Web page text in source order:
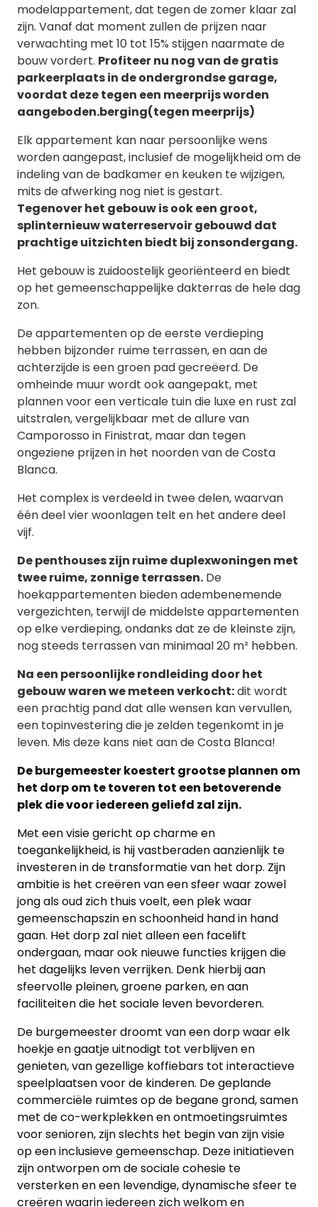
modelappartement, dat tegen de zomer klaar zal
zijn. Vanaf dat moment zullen de prijzen naar
verwachting met 10 tot 15% stijgen naarmate de
bouw vordert. Profiteer nu nog van de gratis
parkeerplaats in de ondergrondse garage,
voordat deze tegen een meerprijs worden
aangeboden.berging(tegen meerprijs)
Elk appartement kan naar persoonlijke wens
worden aangepast, inclusief de mogelijkheid om de
indeling van de badkamer en keuken te wijzigen,
mits de afwerking nog niet is gestart.
Tegenoverhet gebouw is ook een groot,
splinternieuw waterreservoir gebouwd dat
prachtige uitzichten biedt bij zonsondergang.
Het gebouw is zuidoostelijk georiënteerd en biedt
op het gemeenschappelijke dakterras de hele dag
zon.
De appartementen op de eerste verdieping
hebben bijzonder ruime terrassen, en aan de
achterzijde is een groen pad gecreëerd. De
omheinde muur wordt ook aangepakt, met
plannen voor een verticale tuin die luxe en rust zal
uitstralen, vergelijkbaar met de allure van
Camporosso in Finistrat, maar dan tegen
ongeziene prijzen in het noorden van de Costa
Blanca.
Het complex is verdeeld in twee delen, waarvan
één deel vier woonlagen telt en het andere deel
vijf.
De penthouses zijn ruime duplexwoningen met
twee ruime, zonnige terrassen. De
hoekappartementen bieden adembenemende
vergezichten, terwijl de middelste appartementen
op elke verdieping, ondanks dat ze de kleinste zijn,
nog steeds terrassen van minimaal 20 m² hebben.
Na een persoonlijke rondleiding door het
gebouw waren we meteen verkocht:dit wordt
een prachtig pand dat alle wensen kan vervullen,
een topinvestering die je zelden tegenkomt in je
leven. Mis deze kans niet aan de Costa Blanca!
De burgemeester koestert grootse plannen om
het dorp om te toveren tot een betoverende
plek die voor iedereen geliefd zal zijn.
Met een visie gericht op charme en
toegankelijkheid, is hij vastberaden aanzienlijk te
investeren in de transformatie van het dorp. Zijn
ambitie is het creëren van een sfeer waar zowel
jong als oud zich thuis voelt, een plek waar
gemeenschapszin en schoonheid hand in hand
gaan. Het dorp zal niet alleen een facelift
ondergaan, maar ook nieuwe functies krijgen die
het dagelijks leven verrijken. Denk hierbij aan
sfeervolle pleinen, groene parken, en aan
faciliteiten die het sociale leven bevorderen.
De burgemeester droomt van een dorp waar elk
hoekje en gaatje uitnodigt tot verblijven en
genieten, van gezellige koffiebars tot interactieve
speelplaatsen voor de kinderen. De geplande
commerciële ruimtes op de begane grond, samen
met de co-werkplekken en ontmoetingsruimtes
voor senioren, zijn slechts het begin van zijn visie
op een inclusieve gemeenschap. Deze initiatieven
zijn ontworpen om de sociale cohesie te
versterken en een levendige, dynamische sfeer te
creëren waarin iedereen zich welkom en